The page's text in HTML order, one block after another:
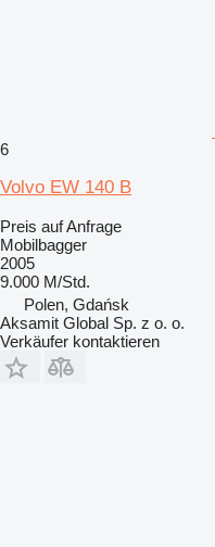
6
Volvo EW 140 B
Preis auf Anfrage
Mobilbagger
2005
9.000 M/Std.
Polen, Gdańsk
Aksamit Global Sp. z o. o.
Verkäufer kontaktieren